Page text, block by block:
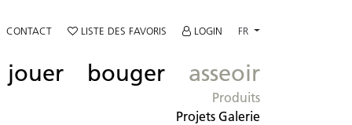
CONTACT LISTE DES FAVORIS LOGIN FR
jouer bouger asseoir
Produits
Projets Galerie